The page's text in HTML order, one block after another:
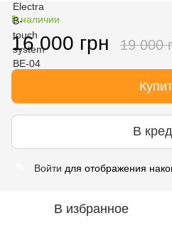
В наличии
16 000 грн 19 000
В
Войти для отображения
В избранное